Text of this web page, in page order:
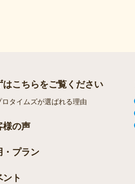
はこちらをご覧ください
ロタイムズが選ばれる理由
様の声
・プラン
ント